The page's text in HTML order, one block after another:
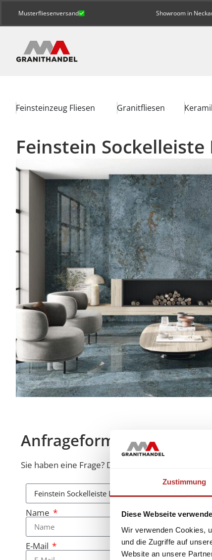
Zustimmung
Diese Webseite
Wir verwenden Cookies,
und die Zugriffe auf
Website an unsere
Musterfliesenversand Showroom in
Feinsteinzeug Fliesen Granitfliesen
Feinstein
Anfrageformular
Sie haben eine Frage? Diese beantworten wir
Name
E-Mail